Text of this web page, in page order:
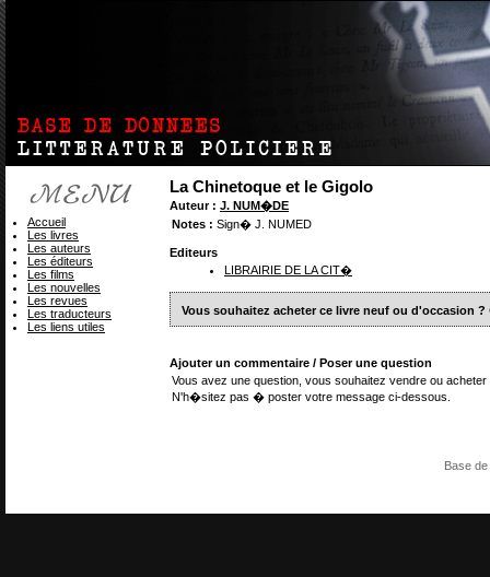
La Chinetoque et le Gigolo
Auteur : J. NUM�DE
Notes : Sign� J. NUMED
Editeurs
LIBRAIRIE DE LA CIT�
Vous souhaitez acheter ce livre neuf ou d'occasion ?
Ajouter un commentaire / Poser une question
Vous avez une question, vous souhaitez vendre ou
N'h�sitez pas � poster votre message ci-dessous.
Accueil
Les livres
Les auteurs
Les éditeurs
Les films
Les nouvelles
Les revues
Les traducteurs
Les liens utiles
Base